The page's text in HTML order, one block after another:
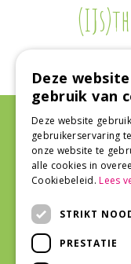
Algemeen
Over ons
Deze
gebruik van
Deze website
gebruikerservaring
onze website te
alle cookies in
Cookiebeleid.Lees
STRIKT
PRESTATIE